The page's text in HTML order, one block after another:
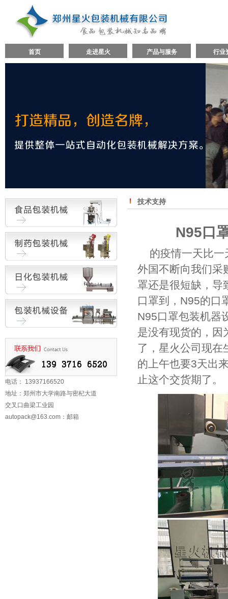
首页 走进星火 产品与服务 行业
电话： 13937166520
地址：郑州市大学南路与密杞大道
交叉口曲梁工业园
autopack@163.com ：邮箱
技术支持
N95口
的疫情一天比
外国不断向我们采
罩还是很短缺，导
口罩到，N95的口
N95口罩包装机器
是没有现货的，因
了，星火公司现在
的上午也要3天出
止这个交货期了。